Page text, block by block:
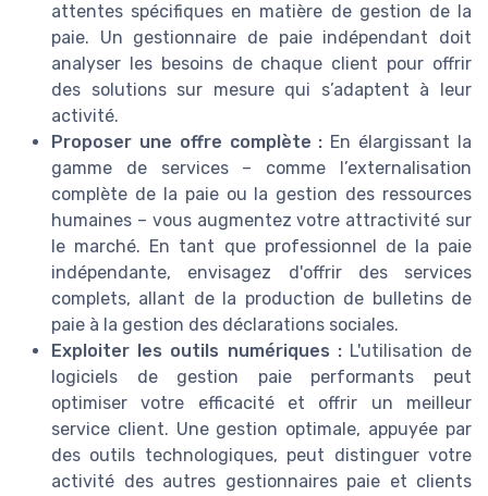
attentes spécifiques en matière de gestion de la
paie. Un gestionnaire de paie indépendant doit
analyser les besoins de chaque client pour offrir
des solutions sur mesure qui s’adaptent à leur
activité.
Proposer une offre complète : En élargissant la
gamme de services – comme l’externalisation
complète de la paie ou la gestion des ressources
humaines – vous augmentez votre attractivité sur
le marché. En tant que professionnel de la paie
indépendante, envisagez d'offrir des services
complets, allant de la production de bulletins de
paie à la gestion des déclarations sociales.
Exploiter les outils numériques :L'utilisation de
logiciels de gestion paie performants peut
optimiser votre efficacité et offrir un meilleur
service client. Une gestion optimale, appuyée par
des outils technologiques, peut distinguer votre
activité des autres gestionnaires paie et clients